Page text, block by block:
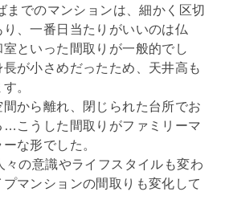
までのマンションは、細かく区切
り、一番日当たりがいいのは仏
といった間取りが一般的でし
が小さめだったため、天井高も
。
から離れ、閉じられた台所でお
…こうした間取りがファミリーマ
な形でした。
々の意識やライフスタイルも変わ
マンションの間取りも変化して